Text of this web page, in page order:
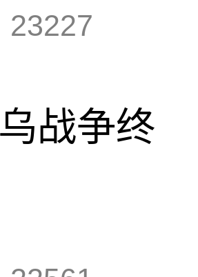
23227
战争终